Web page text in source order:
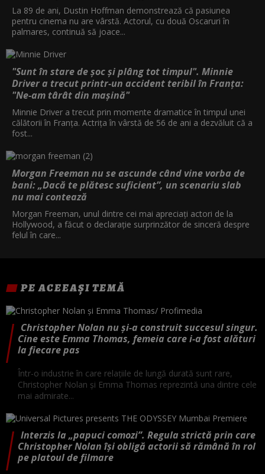
04:20
La 89 de ani, Dustin Hoffman demonstrează că pasiunea
pentru cinema nu are vârstă. Actorul, cu două Oscaruri în
palmares, continuă să joace...
"Sunt în stare de șoc și plâng tot timpul". Minnie
Driver a trecut printr-un accident teribil în Franța:
"Ne-am târât din mașină"
Minnie Driver a trecut prin momente dramatice în timpul unei
călătorii în Franța. Actrița în vârstă de 56 de ani a dezvăluit că a
fost...
Morgan Freeman nu se ascunde când vine vorba de
bani: „Dacă te plătesc suficient”, un scenariu slab
nu mai contează
Morgan Freeman, unul dintre cei mai apreciați actori de la
Hollywood, a făcut o declarație surprinzător de sinceră despre
felul în care...
PE ACEEAȘI TEMĂ
Christopher Nolan nu și-a construit succesul singur.
Cine este Emma Thomas, femeia care i-a fost alături
la fiecare pas
Într-o industrie în care relațiile de lungă durată sunt rare,
Christopher Nolan și Emma Thomas reprezintă una dintre cele
mai admirate...
Interzis la „papuci comozi”. Regula strictă prin care
Christopher Nolan își obligă actorii să rămână în rol
pe platoul de filmare